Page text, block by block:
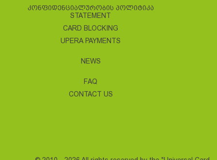
ᲙᲝᲜᲤᲘᲓᲔᲜᲪᲘᲐᲚᲣᲠᲝᲑᲘᲡ ᲞᲝᲚᲘᲢᲘᲙᲐ
STATEMENT
CARD BLOCKING
UPERA PAYMENTS
NEWS
FAQ
CONTACT US